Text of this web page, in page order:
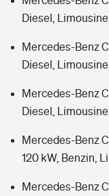
Diesel,
Mercedes-Benz
Diesel,
Mercedes-Benz
Diesel,
Mercedes-Benz
120 kW, Benzin,
Mercedes-Benz